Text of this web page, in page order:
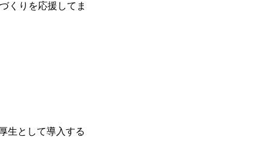
くりを応援してま
生として導入する